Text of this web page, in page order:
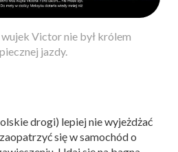
Victor nie był królem
jazdy.
drogi) lepiej nie wyjeżdżać
się w samochód o